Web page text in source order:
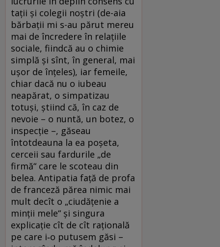
tații și colegii noștri (de-aia
bărbații mi s-au părut mereu
mai de încredere în relațiile
sociale, fiindcă au o chimie
simplă și sînt, în general, mai
ușor de înțeles), iar femeile,
chiar dacă nu o iubeau
neapărat, o simpatizau
totuși, știind că, în caz de
nevoie – o nuntă, un botez, o
inspecție –, găseau
întotdeauna la ea poșeta,
cerceii sau fardurile „de
firmă“ care le scoteau din
belea. Antipatia față de profa
de franceză părea nimic mai
mult decît o „ciudățenie a
minții mele“ și singura
explicație cît de cît rațională
pe care i‑o putusem găsi –